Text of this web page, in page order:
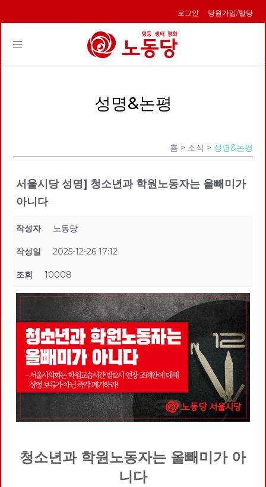
로그인 당원가입/탈당
Toggle
성명&논평
홈 > 소식 > 성명&논평
서울시당 성명] 청소년과 학원노동자는 올빼미가
아니다
작성자 노동당
작성일 2025-12-26 17:12
조회 10008
청소년과 학원노동자는 올빼미가 아
니다